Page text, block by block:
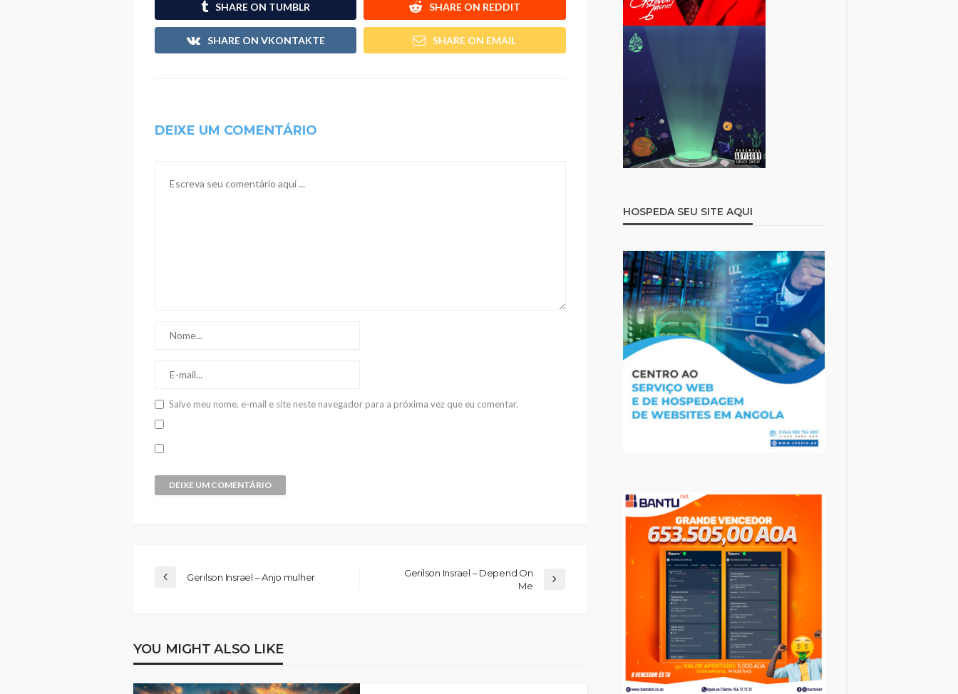
SHARE ON TUMBLR SHARE ON REDDIT
SHARE ON VKONTAKTE SHARE ON EMAIL
DEIXE UM COMENTÁRIO
Salve meu nome, e-mail e site neste navegador para a próxima vez que eu comentar.
Gerilson Insrael – Anjo mulher
Gerilson Insrael – Depend On
Me
YOU MIGHT ALSO LIKE
HOSPEDA SEU SITE AQUI